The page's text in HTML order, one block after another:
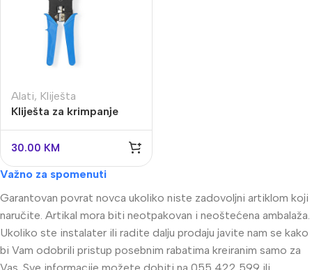
Alati, Kliješta
Kliješta za krimpanje
konektora RJ45
30.00 KM
Važno za spomenuti
Garantovan povrat novca ukoliko niste zadovoljni artiklom koji
naručite. Artikal mora biti neotpakovan i neoštećena ambalaža.
Ukoliko ste instalater ili radite dalju prodaju javite nam se kako
bi Vam odobrili pristup posebnim rabatima kreiranim samo za